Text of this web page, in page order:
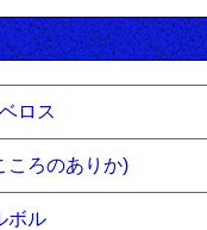
ロス
ころのありか)
ボル